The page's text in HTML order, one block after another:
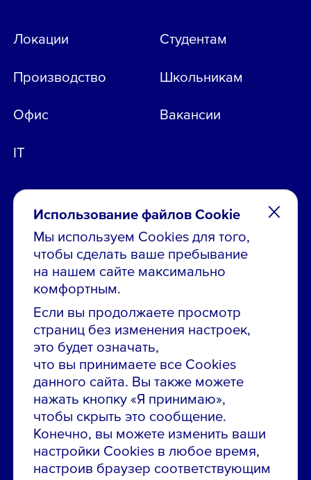
Использование файлов Cookie
Мы используем Cookies для того,
чтобы сделать ваше пребывание
на нашем сайте максимально
комфортным.
Если вы продолжаете просмотр
страниц без изменения настроек,
это будет означать,
что вы принимаете все Cookies
данного сайта. Вы также можете
нажать кнопку «Я принимаю»,
чтобы скрыть это сообщение.
Конечно, вы можете изменить ваши
настройки Cookies в любое время,
настроив браузер соответствующим
Остались вопросы по вакансиям?
Звони в контакт-центр:
8 800 700-19-43
Локации
Производство
Офис
IT
Студентам
Школьникам
Вакансии
Сообщить об ошибке на сайте
ПАО «ГМК «Норильский никель»
Использование материалов сайта
без согласования запрещено.
Российская Федерация, 123112, г. Москва, 1-й
Красногвардейский проезд., д. 15
Политика конфиденциальности